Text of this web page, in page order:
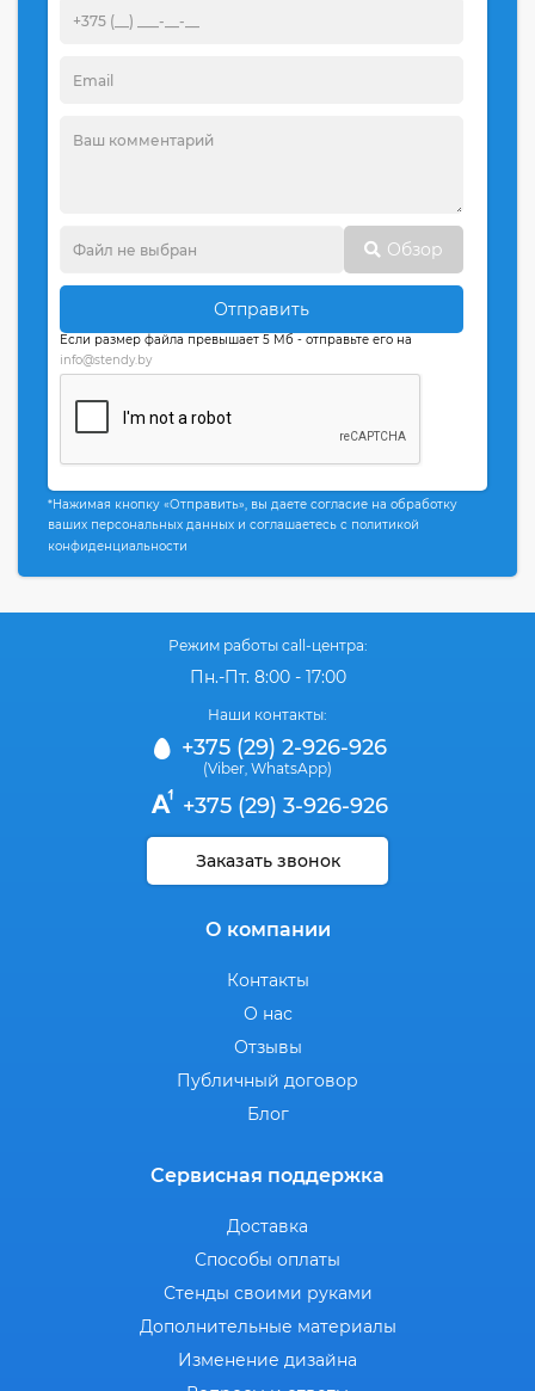
Обзор
Отправить
Если размер файла превышает 5 Мб - отправьте его на
info@stendy.by
*Нажимая кнопку «Отправить», вы даете согласие на обработку
ваших персональных данных и соглашаетесь с политикой
конфиденциальности
Режим работы call-центра:
Пн.-Пт. 8:00 - 17:00
Наши контакты:
+375 (29) 2-926-926
(Viber WhatsApp)
+375 (29) 3-926-926
Заказать звонок
О компании
Контакты
О нас
Отзывы
Публичный договор
Блог
Сервисная поддержка
Доставка
Способы оплаты
Стенды своими руками
Дополнительные материалы
Изменение дизайна